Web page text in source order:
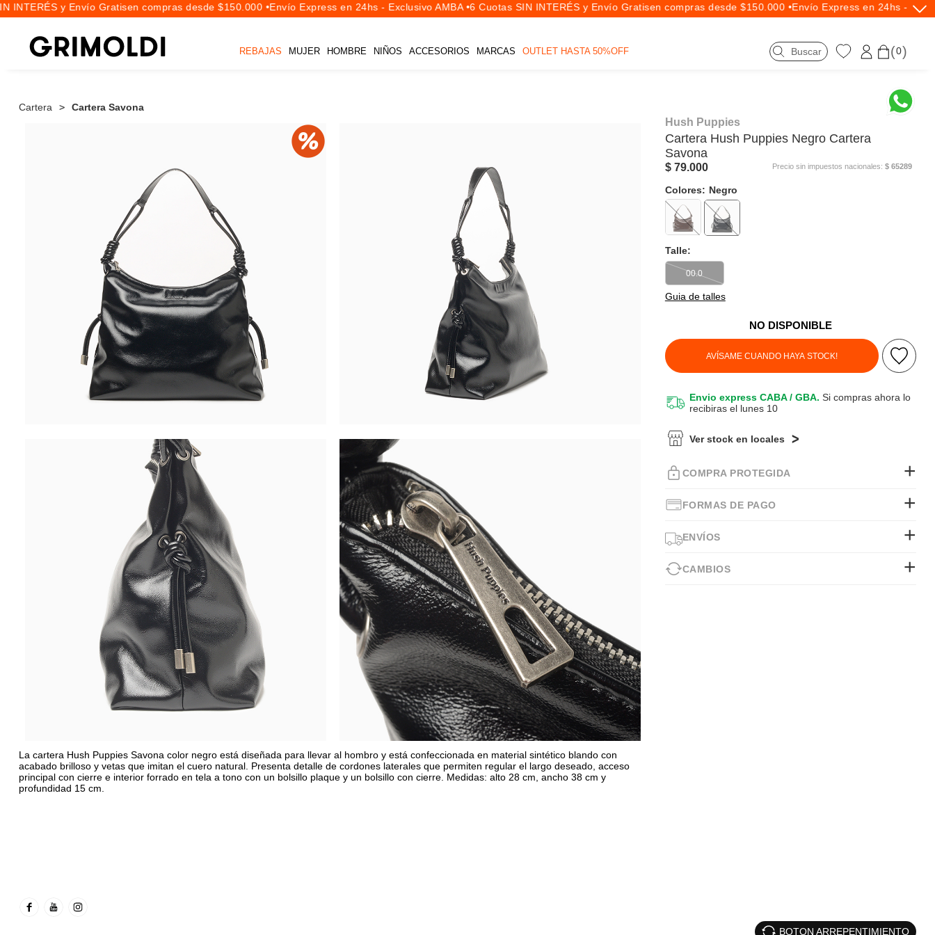
REBAJAS MUJER HOMBRE NIÑOS ACCESORIOS MARCAS OUTLET HASTA 50%OFF
INTERÉS y Envío Gratisen compras desde $150.000 •Envío Express en 24hs - Exclusivo AMBA •6 Cuotas SIN INTERÉS y Envío Gratisen compras desde $150.000 •Envío Express en 24hs -
0
Cartera Cartera Savona
La cartera Hush Puppies Savona color negro está diseñada para llevar al hombro y está confeccionada en material sintético blando con
acabado brilloso y vetas que imitan el cuero natural. Presenta detalle de cordones laterales que permiten regular el largo deseado, acceso
principal con cierre e interior forrado en tela a tono con un bolsillo plaque y un bolsillo con cierre. Medidas: alto 28 cm, ancho 38 cm y
profundidad 15 cm.
Hush Puppies
Cartera Hush Puppies Negro Cartera
Savona
$ 79.000 Precio sin impuestos nacionales: $ 65289
Colores: Negro
Talle:
Guia de talles
00.0
NO DISPONIBLE
AVÍSAME CUANDO HAYA STOCK!
Envio express CABA / GBA. Si compras ahora lo
recibiras el lunes 10
Ver stock en locales
COMPRA PROTEGIDA
FORMAS DE PAGO
ENVÍOS
CAMBIOS
BOTON ARREPENTIMIENTO